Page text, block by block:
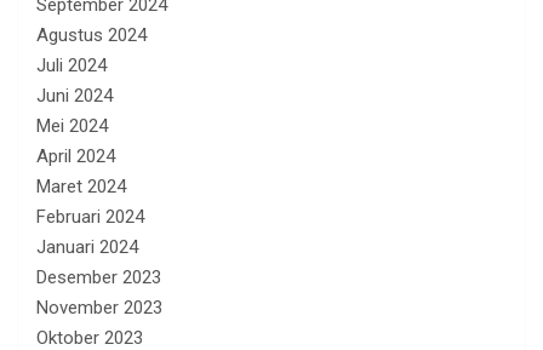
September 2024
Agustus 2024
Juli 2024
Juni 2024
Mei 2024
April 2024
Maret 2024
Februari 2024
Januari 2024
Desember 2023
November 2023
Oktober 2023